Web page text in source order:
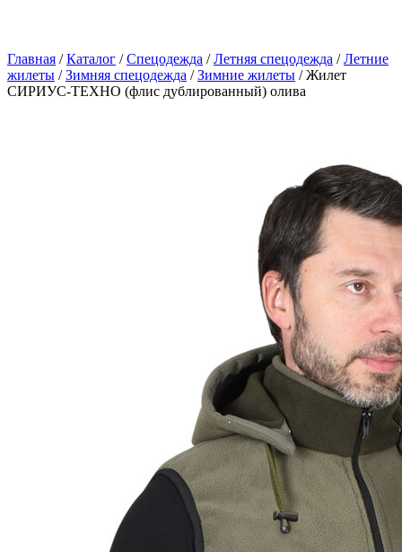
Главная / Каталог / Спецодежда / Летняя спецодежда / Летние
жилеты / Зимняя спецодежда / Зимние жилеты / Жилет
СИРИУС-ТЕХНО (флис дублированный) олива